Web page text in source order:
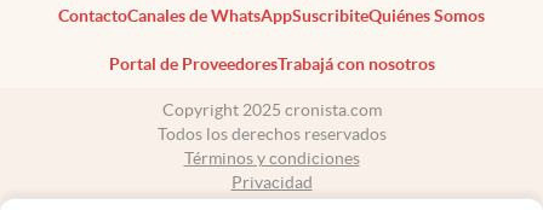
ContactoCanales de WhatsAppSuscribiteQuiénes Somos
Portal de ProveedoresTrabajá con nosotros
Copyright 2025 cronista.com
Todos los derechos reservados
Términos y condiciones
Privacidad